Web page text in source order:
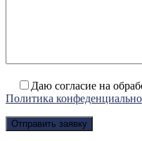
Даю согласие на
Политика